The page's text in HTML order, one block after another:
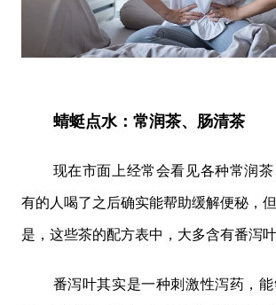
蜻蜓点水：常润茶、肠清茶
现在市面上经常会看见各种常润茶
有的人喝了之后确实能帮助缓解便秘，
是，这些茶的配方表中，大多含有番泻叶
番泻叶其实是一种刺激性泻药，